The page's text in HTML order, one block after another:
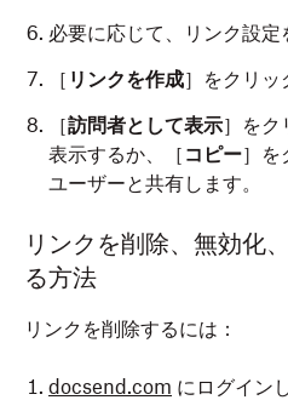
必要に応じて、リンク設定
［ リンクを作成］をクリッ
［訪問者として表示］をク
表示するか、［ コピー］を
ユーザーと共有します。
リンクを削除、無効化
る方法
リンクを削除するには：
docsend.com にログイン